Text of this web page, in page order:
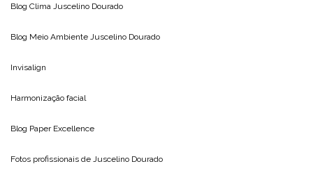
Blog Clima Juscelino Dourado
Blog Meio Ambiente Juscelino Dourado
Invisalign
Harmonização facial
Blog Paper Excellence
Fotos profissionais de Juscelino Dourado